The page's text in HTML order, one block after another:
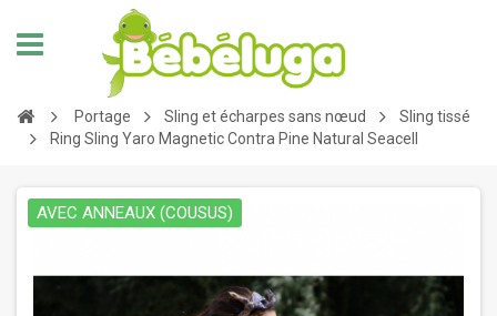
Portage Sling et écharpes sans nœud
Sling tissé
Ring Sling Yaro Magnetic Contra Pine Natural Seacell
AVEC ANNEAUX (COUSUS)